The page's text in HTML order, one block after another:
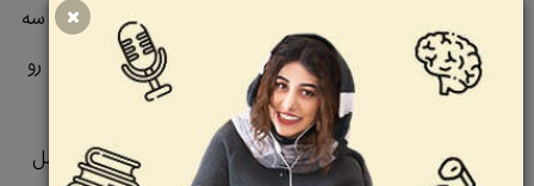
شاید بشه گفت که این قوی ترین تکنیکه؛ چون همزمان هر سه
قانون تقویت حافظه ( تصور، وابسته سازی و حافظه مکانی) رو
به کار می گیره. این متد بر اساس یه مسیریه که برای ذهن
آشناس. به عبارتی، حافظتون رو یک کاخ تصور کنین که شامل